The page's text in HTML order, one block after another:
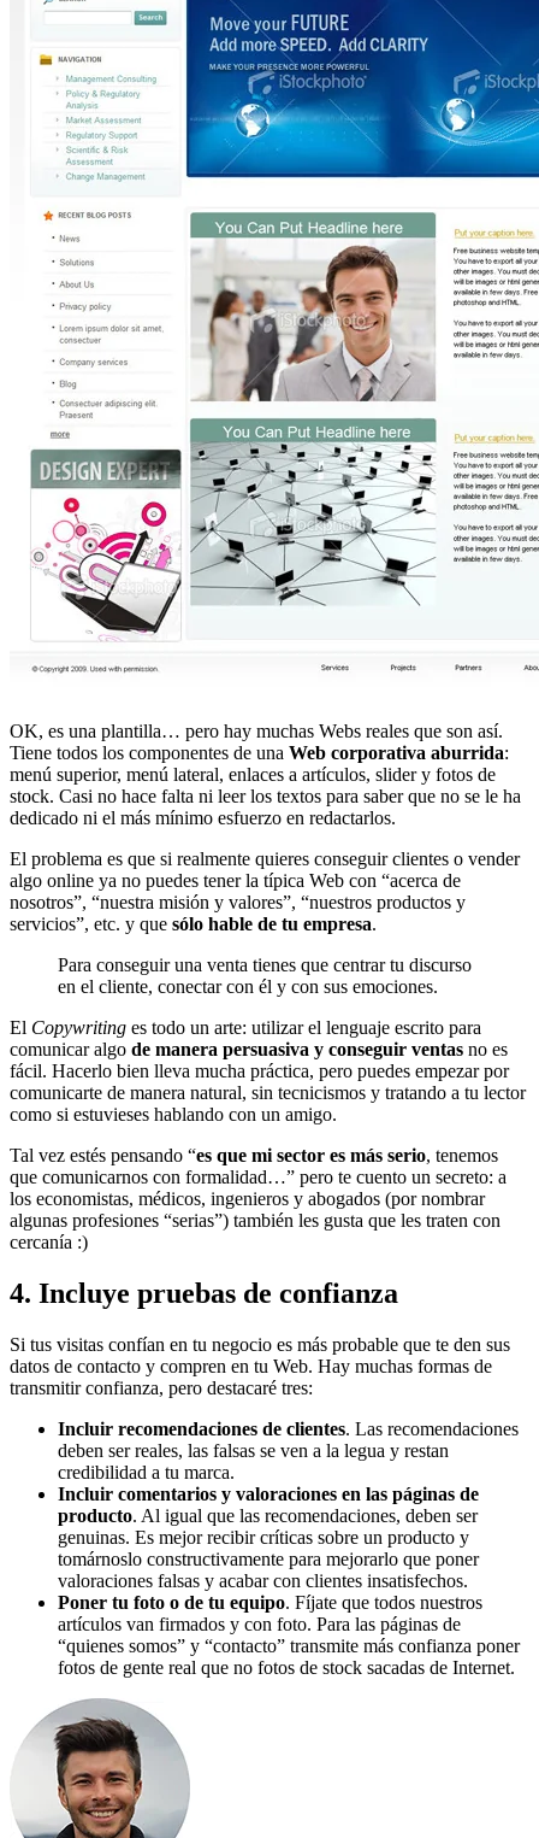
OK, es una plantilla… pero hay muchas Webs reales que son así.
Tiene todos los componentes de una Web corporativa aburrida:
menú superior, menú lateral, enlaces a artículos, slider y fotos de
stock. Casi no hace falta ni leer los textos para saber que no se le ha
dedicado ni el más mínimo esfuerzo en redactarlos.
El problema es que si realmente quieres conseguir clientes o vender
algo online ya no puedes tener la típica Web con “acerca de
nosotros”, “nuestra misión y valores”, “nuestros productos y
servicios”, etc. y que sólo hable de tu empresa.
Para conseguir una venta tienes que centrar tu discurso
en el cliente, conectar con él y con sus emociones.
El Copywriting es todo un arte: utilizar el lenguaje escrito para
comunicar algo de manera persuasiva y conseguir ventas no es
fácil. Hacerlo bien lleva mucha práctica, pero puedes empezar por
comunicarte de manera natural, sin tecnicismos y tratando a tu lector
como si estuvieses hablando con un amigo.
Tal vez estés pensando “es que mi sector es más serio, tenemos
que comunicarnos con formalidad…” pero te cuento un secreto: a
los economistas, médicos, ingenieros y abogados (por nombrar
algunas profesiones “serias”) también les gusta que les traten con
cercanía :)
4. Incluye pruebas de confianza
Si tus visitas confían en tu negocio es más probable que te den sus
datos de contacto y compren en tu Web. Hay muchas formas de
transmitir confianza, pero destacaré tres:
Incluir recomendaciones de clientes. Las recomendaciones
deben ser reales, las falsas se ven a la legua y restan
credibilidad a tu marca.
Incluir comentarios y valoraciones en las páginas de
producto. Al igual que las recomendaciones, deben ser
genuinas. Es mejor recibir críticas sobre un producto y
tomárnoslo constructivamente para mejorarlo que poner
valoraciones falsas y acabar con clientes insatisfechos.
Poner tu foto o de tu equipo. Fíjate que todos nuestros
artículos van firmados y con foto. Para las páginas de
“quienes somos” y “contacto” transmite más confianza poner
fotos de gente real que no fotos de stock sacadas de Internet.